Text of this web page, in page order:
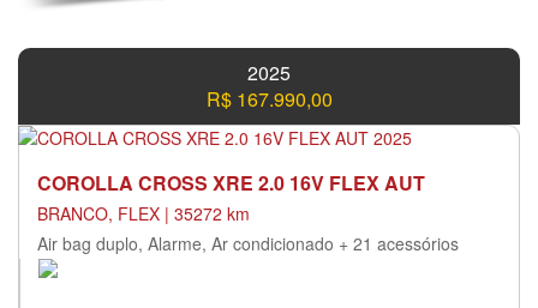
2025
R$ 167.990,00
COROLLA CROSS XRE 2.0 16V FLEX AUT
BRANCO, FLEX | 35272 km
Air bag duplo, Alarme, Ar condicionado + 21 acessórios